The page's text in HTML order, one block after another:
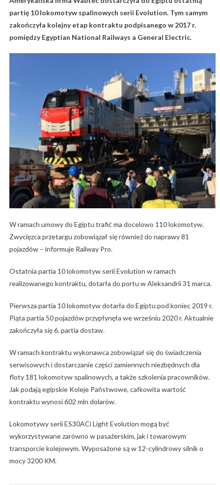
partię 10 lokomotyw spalinowych serii Evolution. Tym samym
zakończyła kolejny etap kontraktu podpisanego w 2017 r.
pomiędzy Egyptian National Railways a General Electric.
W ramach umowy do Egiptu trafić ma docelowo 110 lokomotyw.
Zwycięzca przetargu zobowiązał się również do naprawy 81
pojazdów – informuje Railway Pro.
Ostatnia partia 10 lokomotyw serii Evolution w ramach
realizowanego kontraktu, dotarła do portu w Aleksandrii 31 marca.
Pierwsza partia 10 lokomotyw dotarła do Egiptu pod koniec 2019 r.
Piąta partia 50 pojazdów przypłynęła we wrześniu 2020 r. Aktualnie
zakończyła się 6. partia dostaw.
W ramach kontraktu wykonawca zobowiązał się do świadczenia
serwisowych i dostarczanie części zamiennych niezbędnych dla
floty 181 lokomotyw spalinowych, a także szkolenia pracowników.
Jak podają egipskie Koleje Państwowe, całkowita wartość
kontraktu wynosi 602 mln dolarów.
Lokomotywy serii ES30ACi Light Evolution mogą być
wykorzystywane zarówno w pasażerskim, jak i towarowym
transporcie kolejowym. Wyposażone są w 12-cylindrowy silnik o
mocy 3200 KM.